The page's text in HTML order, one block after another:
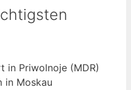
in Priwolnoje (MDR)
in Moskau